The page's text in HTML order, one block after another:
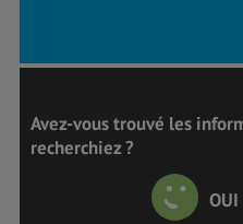
Avez-vous trouvé les
recherchiez ?
OUI